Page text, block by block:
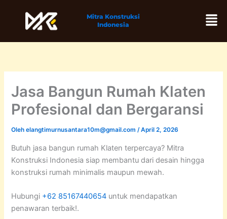
Mitra Konstruksi
Indonesia
Jasa Bangun Rumah Klaten
Profesional dan Bergaransi
Olehelangtimurnusantara10m@gmail.com/April 2, 2026
Butuh jasa bangun rumah Klaten terpercaya? Mitra
Konstruksi Indonesia siap membantu dari desain hingga
konstruksi rumah minimalis maupun mewah.
Hubungi +62 85167440654 untuk mendapatkan
penawaran terbaik!.